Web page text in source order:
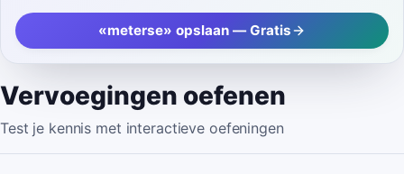
«meterse» opslaan — Gratis
Vervoegingen oefenen
Test je kennis met interactieve oefeningen